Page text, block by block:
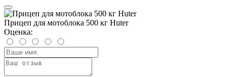
Прицеп для мотоблока 500 кг Huter
Оценка: